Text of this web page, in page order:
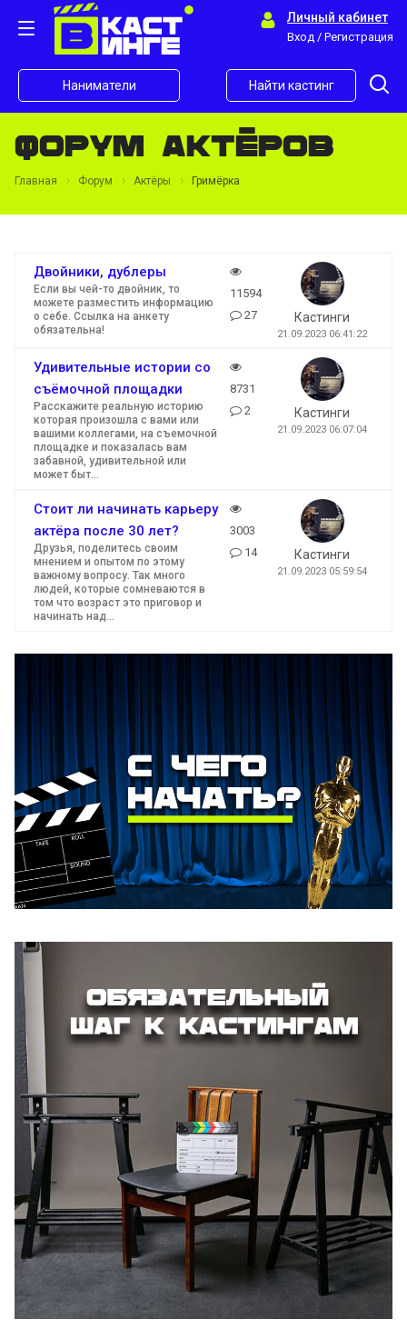
Личный кабинет
Вход / Регистрация
Наниматели Найти кастинг
Форум актёров
Главная Форум Актёры Гримёрка
Двойники, дублеры
Если вы чей-то двойник, то
можете разместить информацию
о себе. Ссылка на анкету
обязательна!
11594
27
Кастинги
21.09.2023 06:41:22
Удивительные истории со
съёмочной площадки
Расскажите реальную историю
которая произошла с вами или
вашими коллегами, на съемочной
площадке и показалась вам
забавной, удивительной или
может быт...
8731
2
Кастинги
21.09.2023 06:07:04
Стоит ли начинать карьеру
актёра после 30 лет?
Друзья, поделитесь своим
мнением и опытом по этому
важному вопросу. Так много
людей, которые сомневаются в
том что возраст это приговор и
начинать над...
3003
14
Кастинги
21.09.2023 05:59:54